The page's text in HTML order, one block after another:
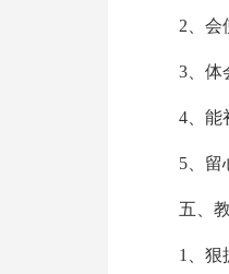
2、会
3、体
4、能
5、留
五、
1、狠